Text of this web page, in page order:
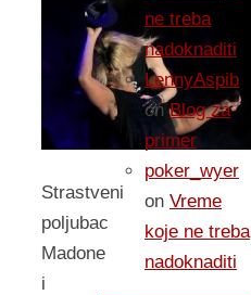
Strastveni
poljubac
Madone
i
ne treba
nadoknaditi
LennyAspib
onBlog za
primer
poker_wyer
on Vreme
koje ne treba
nadoknaditi